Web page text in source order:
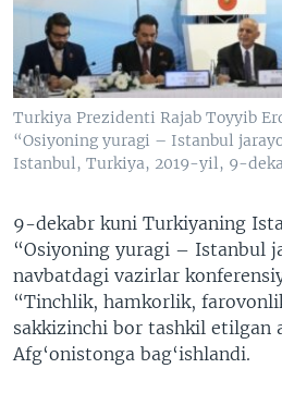
VIDEO
XABARLAR SURATLARDA
ODNOKLASSNIKI
TELEGRAM
TWITTER
SOUNDCLOUD
VOA
Turkiya Prezidenti Rajab Toyyib
“Osiyoning yuragi – Istanbul
Istanbul, Turkiya, 2019-yil, 9-
9-dekabr kuni Turkiyaning
“Osiyoning yuragi – Istanbul
navbatdagi vazirlar
“Tinchlik, hamkorlik,
sakkizinchi bor tashkil etilgan
Afg‘onistonga bag‘ishlandi.